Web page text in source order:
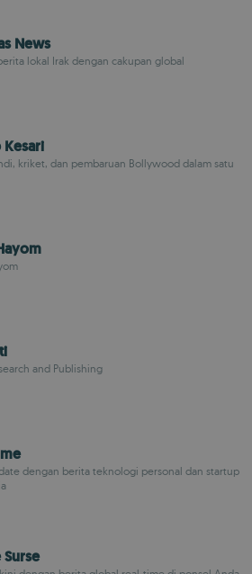
News
lokal Irak dengan cakupan global
Kesari
kriket, dan pembaruan Bollywood dalam satu
and Publishing
dengan berita teknologi personal dan startup
Surse